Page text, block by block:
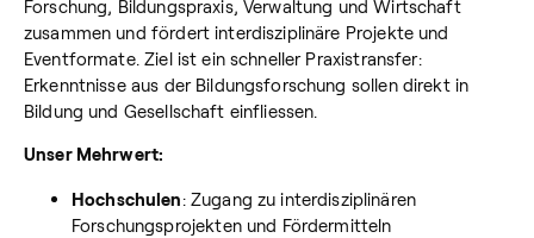
Forschung, Bildungspraxis, Verwaltung und Wirtschaft
zusammen und fördert interdisziplinäre Projekte und
Eventformate. Ziel ist ein schneller Praxistransfer:
Erkenntnisse aus der Bildungsforschung sollen direkt in
Bildung und Gesellschaft einfliessen.
Unser Mehrwert:
Hochschulen: Zugang zu interdisziplinären
Forschungsprojekten und Fördermitteln